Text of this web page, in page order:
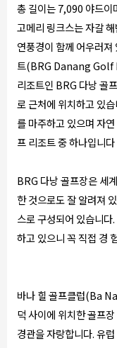
총 길이는 7,090 야드
고메리 링크스는 자갈
연풍경이 함께 어우러
트(BRG Danang Golf
리조트인 BRG 다낭 골
로 근처에 위치하고 있
를 마주하고 있으며 자
프 리조트 중 하나입니다
BRG 다낭 골프장은 세
한 것으로도 잘 알려져
스로 구성되어 있습니
하고 있으니 꼭 직접 경
바나 힐 골프클럽(Ba
덕 사이에 위치한 골프
경관을 자랑합니다. 유